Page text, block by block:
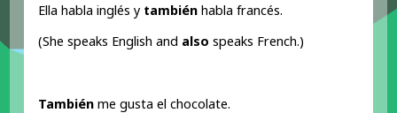
Ella habla inglés y también habla francés.
(She speaks English and also speaks French.)
También me gusta el chocolate.